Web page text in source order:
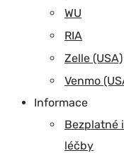
WU
RIA
Zelle (USA)
Venmo
Informace
Bezplatné
léčby